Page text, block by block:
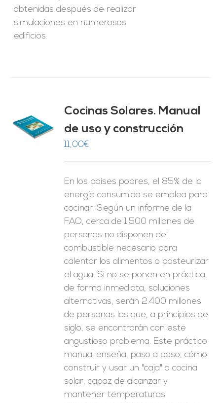
obtenidas después de realizar
simulaciones en numerosos
edificios.
Cocinas Solares. Manual
de uso y construcción
11,00€
En los países pobres, el 85% de la
energía consumida se emplea para
cocinar. Según un informe de la
FAO, cerca de 1.500 millones de
personas no disponen del
combustible necesario para
calentar los alimentos o pasteurizar
el agua. Si no se ponen en práctica,
de forma inmediata, soluciones
alternativas, serán 2.400 millones
de personas las que, a principios de
siglo, se encontrarán con este
angustioso problema. Este práctico
manual enseña, paso a paso, cómo
construir y usar un "caja" o cocina
solar, capaz de alcanzar y
mantener temperaturas